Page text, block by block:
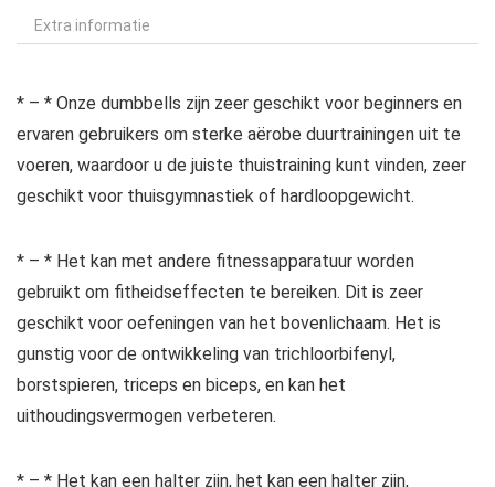
Extra informatie
* – * Onze dumbbells zijn zeer geschikt voor beginners en
ervaren gebruikers om sterke aërobe duurtrainingen uit te
voeren, waardoor u de juiste thuistraining kunt vinden, zeer
geschikt voor thuisgymnastiek of hardloopgewicht.
* – * Het kan met andere fitnessapparatuur worden
gebruikt om fitheidseffecten te bereiken. Dit is zeer
geschikt voor oefeningen van het bovenlichaam. Het is
gunstig voor de ontwikkeling van trichloorbifenyl,
borstspieren, triceps en biceps, en kan het
uithoudingsvermogen verbeteren.
* – * Het kan een halter zijn, het kan een halter zijn,